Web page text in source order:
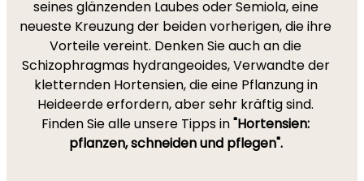
seines glänzenden Laubes oder Semiola, eine
neueste Kreuzung der beiden vorherigen, die ihre
Vorteile vereint. Denken Sie auch an die
Schizophragmas hydrangeoides, Verwandte der
kletternden Hortensien, die eine Pflanzung in
Heideerde erfordern, aber sehr kräftig sind.
Finden Sie alle unsere Tipps in"Hortensien:
pflanzen, schneiden und pflegen".